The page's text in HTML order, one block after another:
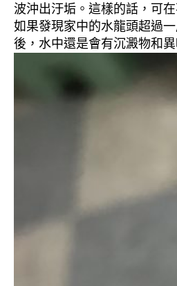
波沖出汙垢。這樣的話，可
如果發現家中的水龍頭超過
後，水中還是會有沉澱物和